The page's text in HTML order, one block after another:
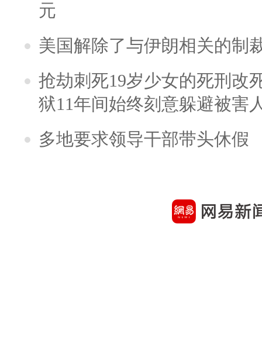
元
美国解除了与伊朗相关的制
抢劫刺死19岁少女的死刑改
狱11年间始终刻意躲避被害
多地要求领导干部带头休假